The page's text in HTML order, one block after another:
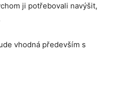
ji potřebovali navýšit,
vhodná především s